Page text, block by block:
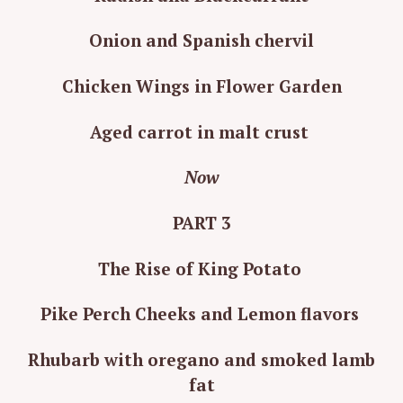
Onion and Spanish chervil
Chicken Wings in Flower Garden
Aged carrot in malt crust
Now
PART 3
The Rise of King Potato
Pike Perch Cheeks and Lemon flavors
Rhubarb with oregano and smoked lamb
fat